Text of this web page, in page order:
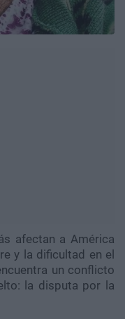
afectan a América
y la dificultad en el
un conflicto
la disputa por la